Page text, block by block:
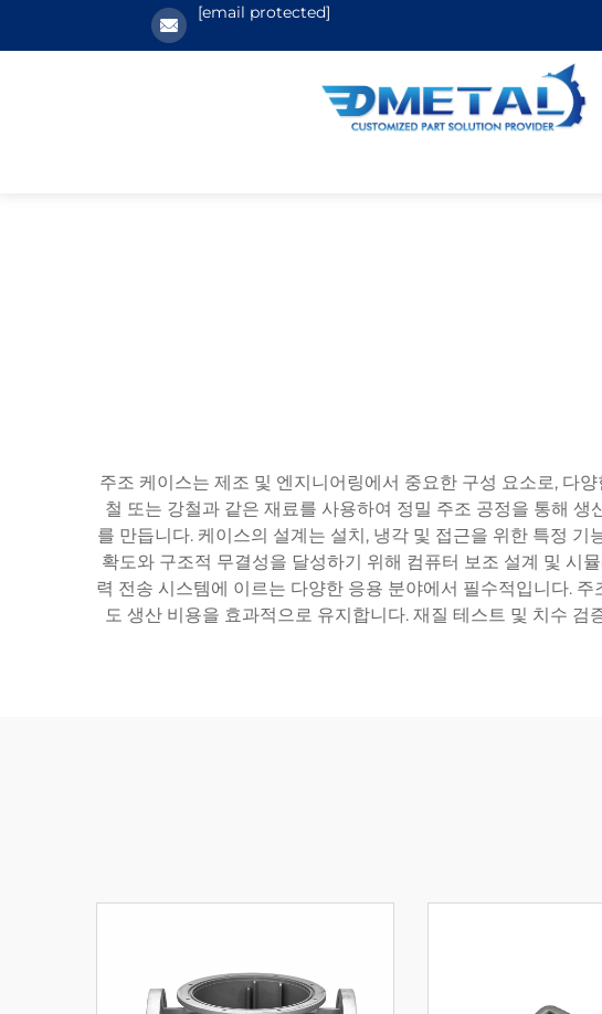
[email protected]
주조 케이스는 제조 및 엔지니어링에서 중요한 구성 요소로, 다
철 또는 강철과 같은 재료를 사용하여 정밀 주조 공정을 통해
를 만듭니다. 케이스의 설계는 설치, 냉각 및 접근을 위한 특정
확도와 구조적 무결성을 달성하기 위해 컴퓨터 보조 설계 및 시
력 전송 시스템에 이르는 다양한 응용 분야에서 필수적입니다.
도 생산 비용을 효과적으로 유지합니다. 재질 테스트 및 치수